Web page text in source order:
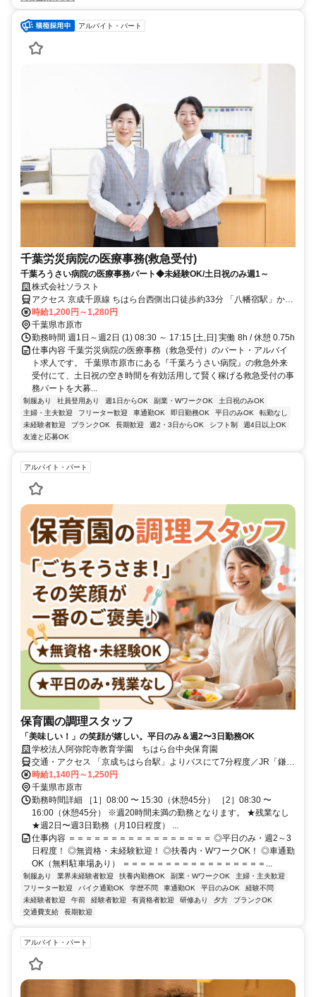
アルバイト・パート
千葉労災病院の医療事務(救急受付)
千葉ろうさい病院の医療事務パート◆未経験OK/土日祝のみ週1～
株式会社ソラスト
アクセス 京成千原線 ちはら台西側出口徒歩約33分 「八幡宿駅」から
バス20分
時給1,200円～1,280円
千葉県市原市
勤務時間 週1日～週2日 (1) 08:30 ～ 17:15 [土,日] 実働 8h / 休憩 0.75h
仕事内容 千葉労災病院の医療事務（救急受付）のパート・アルバイ
ト求人です。 千葉県市原市にある『千葉ろうさい病院』の救急外来
受付にて、土日祝の空き時間を有効活用して賢く稼げる救急受付の事
務パートを大募...
制服あり 社員登用あり 週1日からOK 副業・WワークOK
土日祝のみOK
主婦・主夫歓迎
フリーター歓迎 車通勤OK 即日勤務OK 平日のみOK
転勤なし
未経験者歓迎
ブランクOK 長期歓迎 週2・3日からOK シフト制
週4日以上OK
友達と応募OK
アルバイト・パート
保育園の調理スタッフ
「美味しい！」の笑顔が嬉しい。平日のみ＆週2〜3日勤務OK
学校法人阿弥陀寺教育学園 ちはら台中央保育園
交通・アクセス 「京成ちはら台駅」よりバスにて7分程度／JR「鎌取
駅」よりバスにて20分程度
時給1,140円～1,250円
千葉県市原市
勤務時間詳細 ［1］08:00 〜 15:30（休憩45分） ［2］08:30 〜
16:00（休憩45分） ※週20時間未満の勤務となります。 ★残業なし
★週2日〜週3日勤務（月10日程度） ...
仕事内容 ＝＝＝＝＝＝＝＝＝＝＝＝＝＝＝＝＝ ◎平日のみ・週2～3
日程度！ ◎無資格・未経験歓迎！ ◎扶養内・WワークOK！ ◎車通勤
OK（無料駐車場あり） ＝＝＝＝＝＝＝＝＝＝＝＝＝＝＝＝＝...
制服あり 業界未経験者歓迎 扶養内勤務OK 副業・WワークOK
主婦・主夫歓迎
フリーター歓迎
バイク通勤OK 学歴不問 車通勤OK 平日のみOK
経験不問
未経験者歓迎
午前 経験者歓迎 有資格者歓迎 研修あり 夕方
ブランクOK
交通費支給
長期歓迎
アルバイト・パート